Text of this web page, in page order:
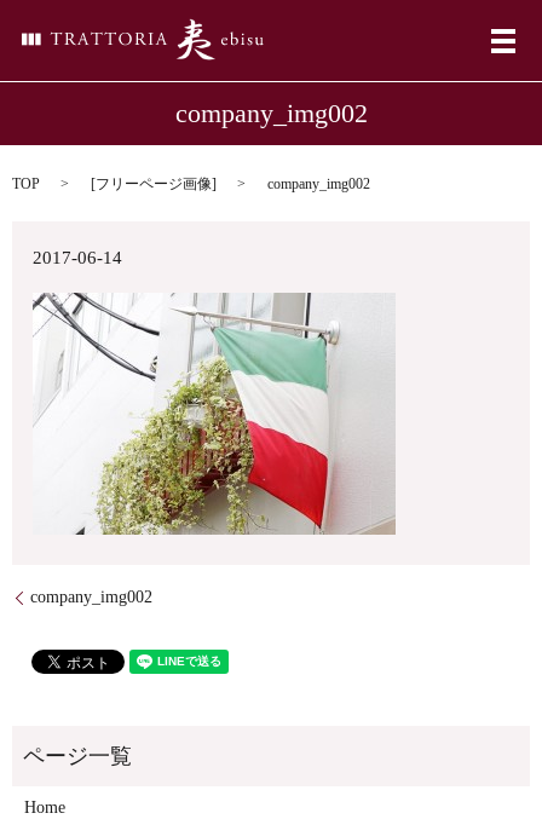
メ
company_img002
TOP [フリーページ画像] company_img002
2017-06-14
company_img002
Home